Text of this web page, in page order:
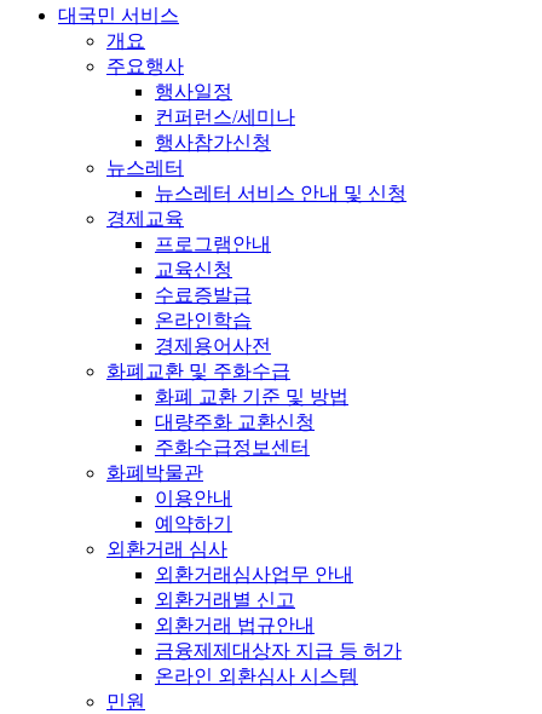
대국민 서비스
개요
주요행사
행사일정
컨퍼런스/세미나
행사참가신청
뉴스레터
뉴스레터 서비스 안내 및 신청
경제교육
프로그램안내
교육신청
수료증발급
온라인학습
경제용어사전
화폐교환 및 주화수급
화폐 교환 기준 및 방법
대량주화 교환신청
주화수급정보센터
화폐박물관
이용안내
예약하기
외환거래 심사
외환거래심사업무 안내
외환거래별 신고
외환거래 법규안내
금융제제대상자 지급 등 허가
온라인 외환심사 시스템
민원